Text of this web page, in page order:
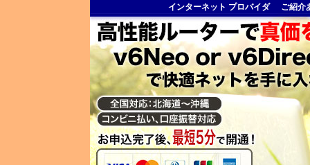
インターネット プロバイダ ご紹介